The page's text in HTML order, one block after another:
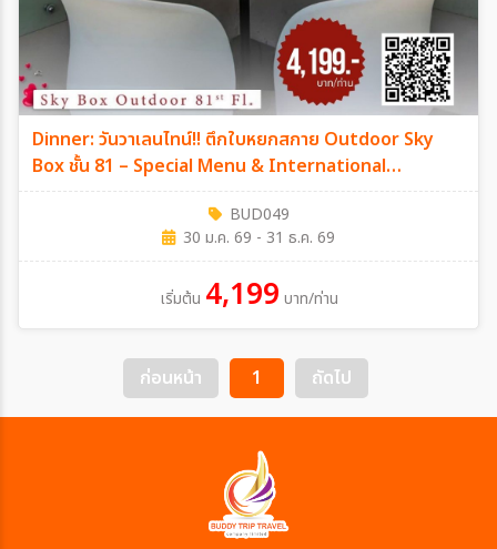
Dinner: วันวาเลนไทน์!! ตึกใบหยกสกาย Outdoor Sky
Box ชั้น 81 – Special Menu & International
Premium Buffet บุฟเฟ่ต์ไม่จำกัดเวลา วันเสาร์ ที่ 14
BUD049
30 ม.ค. 69 - 31 ธ.ค. 69
เริ่มต้น 4,199 บาท/ท่าน
ก่อนหน้า 1 ถัดไป